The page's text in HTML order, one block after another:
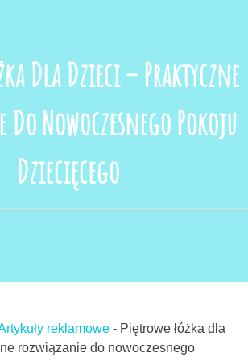
Dla Dzieci – Praktyczne
Do Nowoczesnego Pokoju
Dziecięcego
reklamowe - Piętrowe łóżka dla
rozwiązanie do nowoczesnego